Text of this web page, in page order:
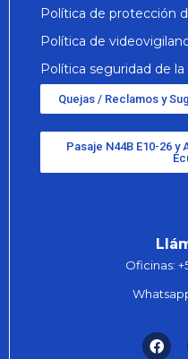
Política de protección
Política de
Política seguridad de
Quejas / Reclamos y
Pasaje N44B E10-26 y
Oficinas: